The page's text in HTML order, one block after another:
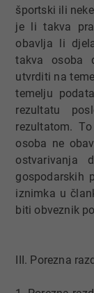
športski ili
je li takva
obavlja li
takva osoba
utvrditi na
temelju
rezultatu
rezultatom.
osoba ne
ostvarivanja
gospodarskih
iznimka u
biti obveznik
III. Porezna